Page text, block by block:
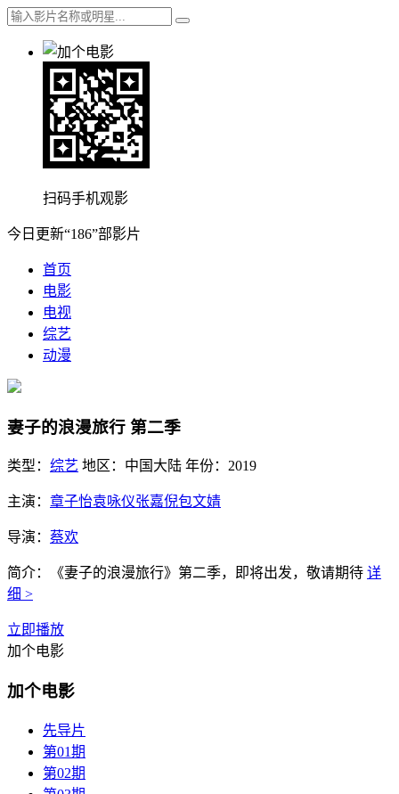
扫码手机观影
今日更新“186”部影片
首页
电影
电视
综艺
动漫
妻子的浪漫旅行 第二季
类型： 综艺 地区： 中国大陆 年份： 2019
主演： 章子怡袁咏仪张嘉倪包文婧
导演： 蔡欢
简介： 《妻子的浪漫旅行》第二季，即将出发，敬请期待 详
细 >
立即播放
加个电影
加个电影
先导片
第01期
第02期